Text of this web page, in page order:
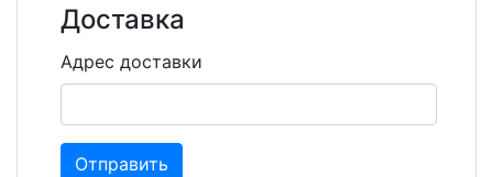
Доставка
Адрес доставки
Отправить